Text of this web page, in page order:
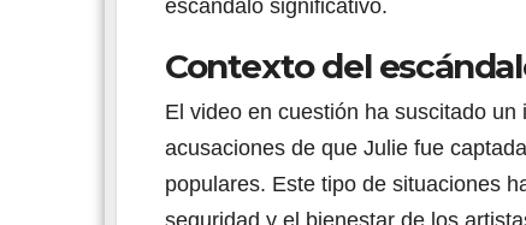
escándalo significativo.
Contexto del
El video en cuestión ha suscitado
acusaciones de que Julie fue
populares. Este tipo de situaciones
seguridad y el bienestar de los